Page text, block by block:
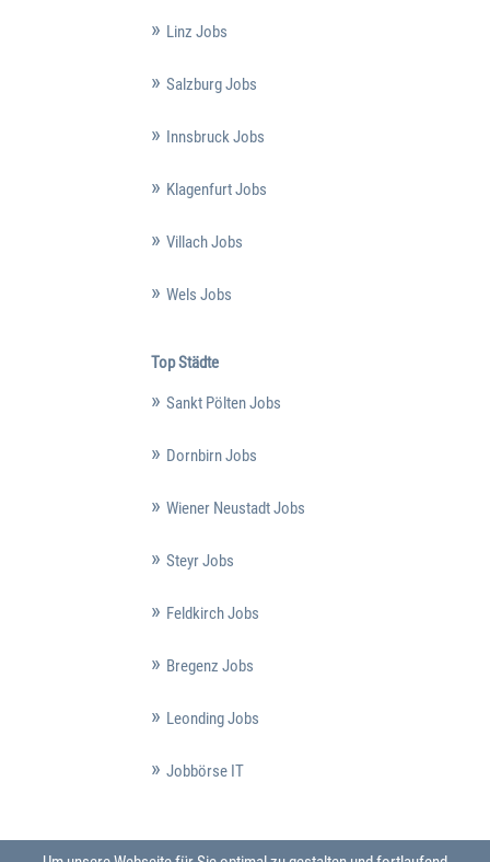
Linz Jobs
Salzburg Jobs
Innsbruck Jobs
Klagenfurt Jobs
Villach Jobs
Wels Jobs
Top Städte
Sankt Pölten Jobs
Dornbirn Jobs
Wiener Neustadt Jobs
Steyr Jobs
Feldkirch Jobs
Bregenz Jobs
Leonding Jobs
Jobbörse IT